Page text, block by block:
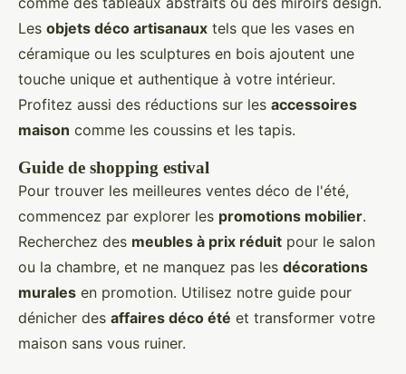
Les objets déco artisanaux tels que les vases en
céramique ou les sculptures en bois ajoutent une
touche unique et authentique à votre intérieur.
Profitez aussi des réductions sur les accessoires
maison comme les coussins et les tapis.
Guide de shopping estival
Pour trouver les meilleures ventes déco de l'été,
commencez par explorer les promotions mobilier.
Recherchez des meubles à prix réduit pour le salon
ou la chambre, et ne manquez pas les décorations
murales en promotion. Utilisez notre guide pour
dénicher des affaires déco été et transformer votre
maison sans vous ruiner.